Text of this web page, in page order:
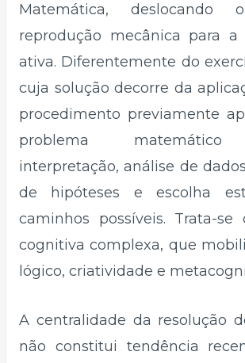
Matemática,
reprodução mecânica para a
ativa. Diferentemente do
cuja solução decorre da
procedimento previamente
problema matemático
interpretação, análise de
de hipóteses e escolha
caminhos possíveis. Trata-se
cognitiva complexa, que
lógico, criatividade e
A centralidade da resolução
não constitui tendência